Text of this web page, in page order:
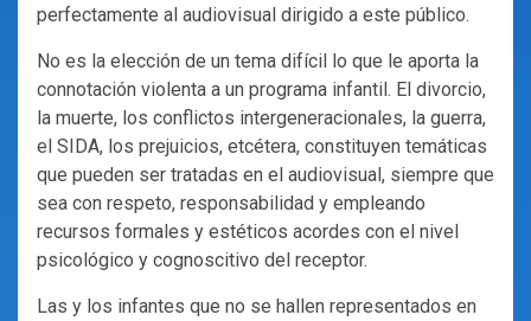
perfectamente al audiovisual dirigido a este público.
No es la elección de un tema difícil lo que le aporta la
connotación violenta a un programa infantil. El divorcio,
la muerte, los conflictos intergeneracionales, la guerra,
el SIDA, los prejuicios, etcétera, constituyen temáticas
que pueden ser tratadas en el audiovisual, siempre que
sea con respeto, responsabilidad y empleando
recursos formales y estéticos acordes con el nivel
psicológico y cognoscitivo del receptor.
Las y los infantes que no se hallen representados en